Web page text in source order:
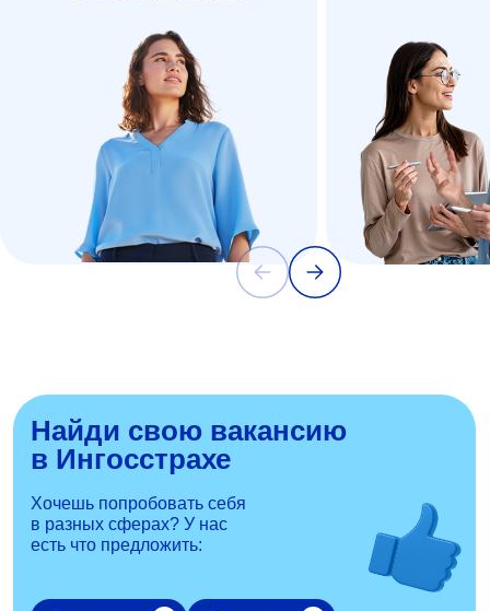
Найди свою вакансию
в Ингосстрахе
Хочешь попробовать себя
в разных сферах? У нас
есть что предложить: